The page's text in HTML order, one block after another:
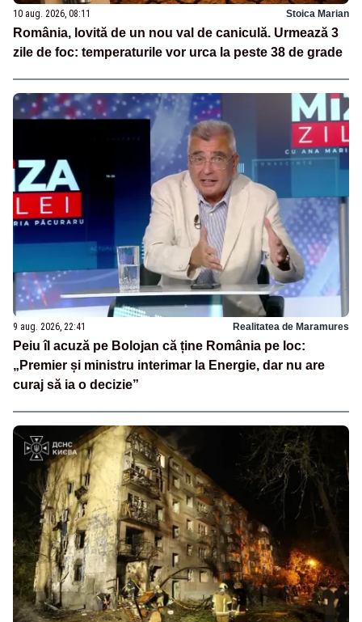
10 aug. 2026, 08:11 Stoica Marian
România, lovită de un nou val de caniculă. Urmează 3
zile de foc: temperaturile vor urca la peste 38 de grade
9 aug. 2026, 22:41 Realitatea de Maramures
Peiu îl acuză pe Bolojan că ține România pe loc:
„Premier și ministru interimar la Energie, dar nu are
curaj să ia o decizie”